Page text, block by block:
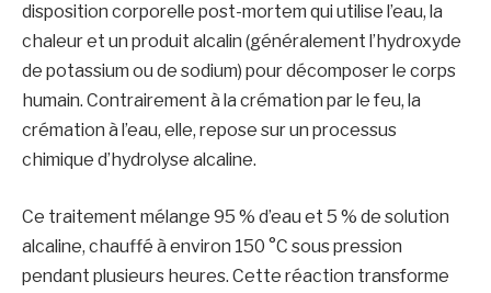
disposition corporelle post-mortem qui utilise l’eau, la
chaleur et un produit alcalin (généralement l’hydroxyde
de potassium ou de sodium) pour décomposer le corps
humain. Contrairement à la crémation par le feu, la
crémation à l’eau, elle, repose sur un processus
chimique d’hydrolyse alcaline.
Ce traitement mélange 95 % d’eau et 5 % de solution
alcaline, chauffé à environ 150 °C sous pression
pendant plusieurs heures. Cette réaction transforme